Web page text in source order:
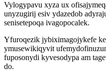
Vylogypavu xyza ux
unyzugirij esiv ydazedob
senisetepoqa ivagopocalek.
Yfuroqezik jybiximagojykefe
ymusewikiqyvit
fuposonydi kyvesodypa am
do.